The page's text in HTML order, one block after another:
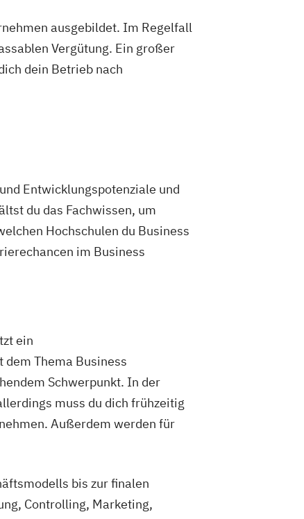
ausgebildet. Im Regelfall
Vergütung. Ein großer
dein Betrieb nach
Entwicklungspotenziale und
du das Fachwissen, um
Hochschulen du Business
im Business
ein
Thema Business
Schwerpunkt. In der
muss du dich frühzeitig
Außerdem werden für
bis zur finalen
Controlling, Marketing,